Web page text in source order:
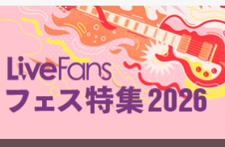
2026年上半期編発表！